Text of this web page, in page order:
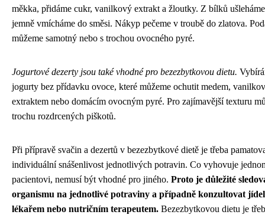
měkka, přidáme cukr, vanilkový extrakt a žloutky. Z bílků
jemně vmícháme do směsi. Nákyp pečeme v troubě do zlatova.
můžeme samotný nebo s trochou ovocného pyré.
Jogurtové dezerty jsou také vhodné pro bezezbytkovou dietu.
jogurty bez přídavku ovoce, které můžeme ochutit medem,
extraktem nebo domácím ovocným pyré. Pro zajímavější texturu
trochu rozdrcených piškotů.
Při přípravě svačin a dezertů v bezezbytkové dietě je třeba
individuální snášenlivost jednotlivých potravin. Co vyhovuje
pacientovi, nemusí být vhodné pro jiného. Proto je důležité
organismu na jednotlivé potraviny a případně konzultovat
lékařem nebo nutričním terapeutem. Bezezbytkovou dietu je